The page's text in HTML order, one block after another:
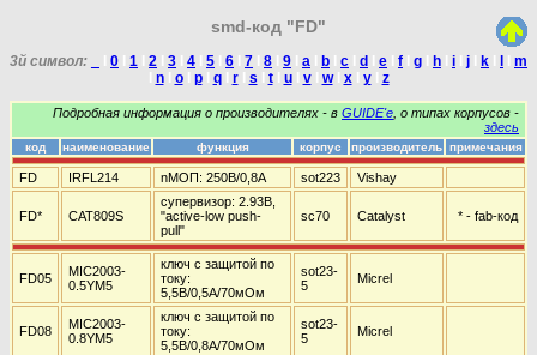
smd-код "FD"
3й символ: 0 1 2 3 4 5 6 7 8 9 a b c d e f g h i j k
m
nI oI pI qI rI s tI uI vI wI xI yI z
Подробная информация о производителях - в GUIDE'е , о типах корпусов -
здесь
код наименование функция корпус производитель примечания
FD IRFL214 nМОП: 250В/0,8А sot223 Vishay
FD* CAT809S
супервизор: 2.93В,
"active-low push-
pull"
sc70 Catalyst * - fab-код
FD05
MIC2003-
0.5YM5
ключ с защитой по
току:
5,5В/0,5А/70мОм
sot23-
5
Micrel
FD08
MIC2003-
0.8YM5
ключ с защитой по
току:
5,5В/0,8А/70мОм
sot23-
5
Micrel